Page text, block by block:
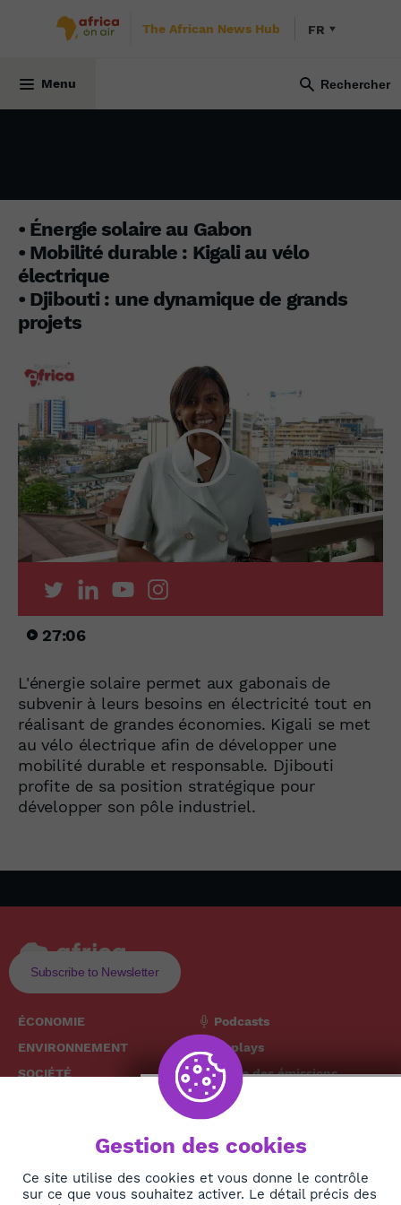
The African News Hub FR
Menu
• Énergie solaire au Gabon
• Mobilité durable : Kigali au vélo
électrique
• Djibouti : une dynamique de grands
projets
27:06
L'énergie solaire permet aux gabonais de
subvenir à leurs besoins en électricité tout en
réalisant de grandes économies. Kigali se met
au vélo électrique afin de développer une
mobilité durable et responsable. Djibouti
profite de sa position stratégique pour
développer son pôle industriel.
Subscribe to Newsletter
ÉCONOMIE
ENVIRONNEMENT
SOCIÉTÉ
DIASPORA
Podcasts
Replays
Grille des émissions
The African
News Hub
Gestion des cookies
Ce site utilise des cookies et vous donne le contrôle
sur ce que vous souhaitez activer. Le détail précis des